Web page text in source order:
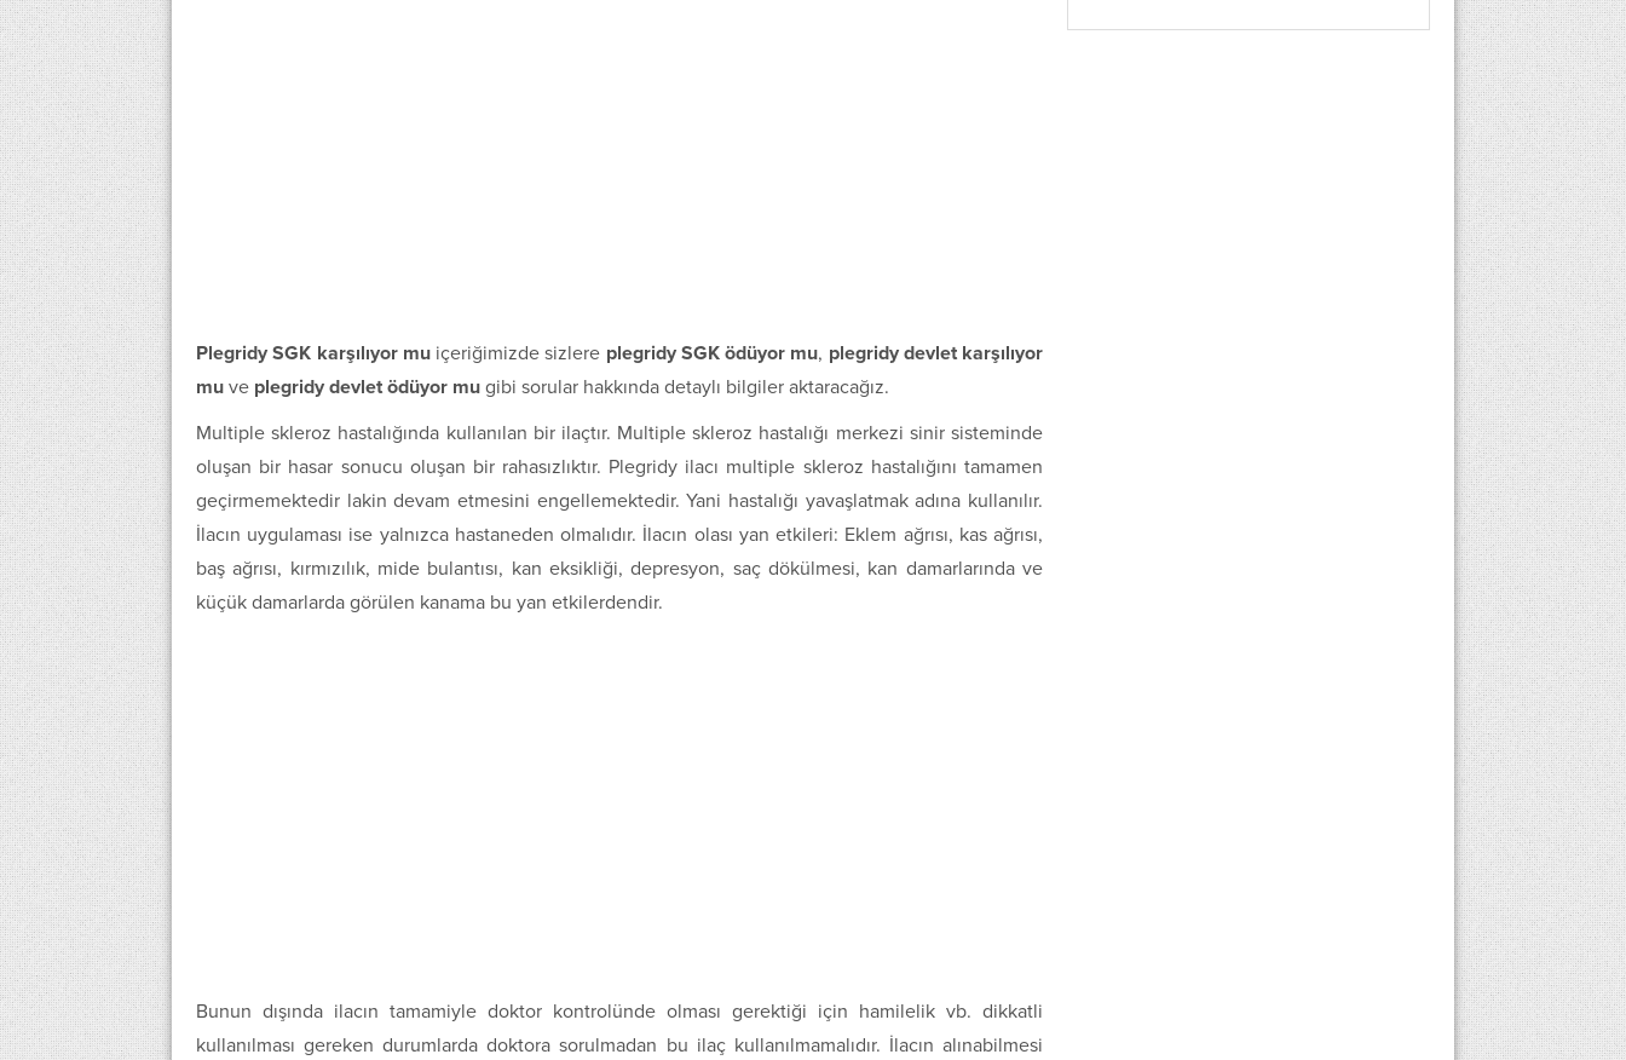
Plegridy SGK karşılıyor muiçeriğimizde sizlere plegridy SGK ödüyor mu, plegridy devlet karşılıyor
mu ve plegridy devlet ödüyor mu gibi sorular hakkında detaylı bilgiler aktaracağız.
Multiple skleroz hastalığında kullanılan bir ilaçtır. Multiple skleroz hastalığı merkezi sinir sisteminde
oluşan bir hasar sonucu oluşan bir rahasızlıktır. Plegridy ilacı multiple skleroz hastalığını tamamen
geçirmemektedir lakin devam etmesini engellemektedir. Yani hastalığı yavaşlatmak adına kullanılır.
İlacın uygulaması ise yalnızca hastaneden olmalıdır. İlacın olası yan etkileri: Eklem ağrısı, kas ağrısı,
baş ağrısı, kırmızılık, mide bulantısı, kan eksikliği, depresyon, saç dökülmesi, kan damarlarında ve
küçük damarlarda görülen kanama bu yan etkilerdendir.
Bunun dışında ilacın tamamiyle doktor kontrolünde olması gerektiği için hamilelik vb. dikkatli
kullanılması gereken durumlarda doktora sorulmadan bu ilaç kullanılmamalıdır. İlacın alınabilmesi